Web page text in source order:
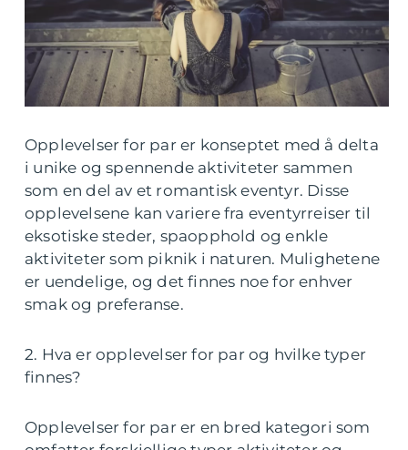
Opplevelser for par er konseptet med å delta
i unike og spennende aktiviteter sammen
som en del av et romantisk eventyr. Disse
opplevelsene kan variere fra eventyrreiser til
eksotiske steder, spaopphold og enkle
aktiviteter som piknik i naturen. Mulighetene
er uendelige, og det finnes noe for enhver
smak og preferanse.
2. Hva er opplevelser for par og hvilke typer
finnes?
Opplevelser for par er en bred kategori som